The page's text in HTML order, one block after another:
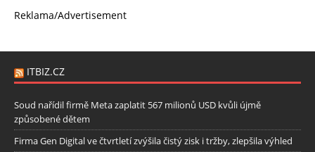
Reklama/Advertisement
ITBIZ.CZ
Soud nařídil firmě Meta zaplatit 567 milionů USD kvůli újmě
způsobené dětem
Firma Gen Digital ve čtvrtletí zvýšila čistý zisk i tržby, zlepšila výhled